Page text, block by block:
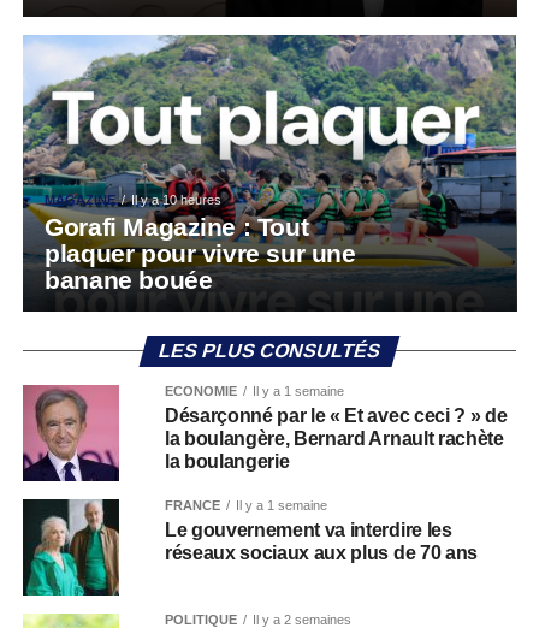
MAGAZINE Il y a 10 heures
Gorafi Magazine : Tout
plaquer pour vivre sur une
banane bouée
LES PLUS CONSULTÉS
ECONOMIE Il y a 1 semaine
Désarçonné par le « Et avec ceci ? » de
la boulangère, Bernard Arnault rachète
la boulangerie
FRANCE Il y a 1 semaine
Le gouvernement va interdire les
réseaux sociaux aux plus de 70 ans
POLITIQUE Il y a 2 semaines